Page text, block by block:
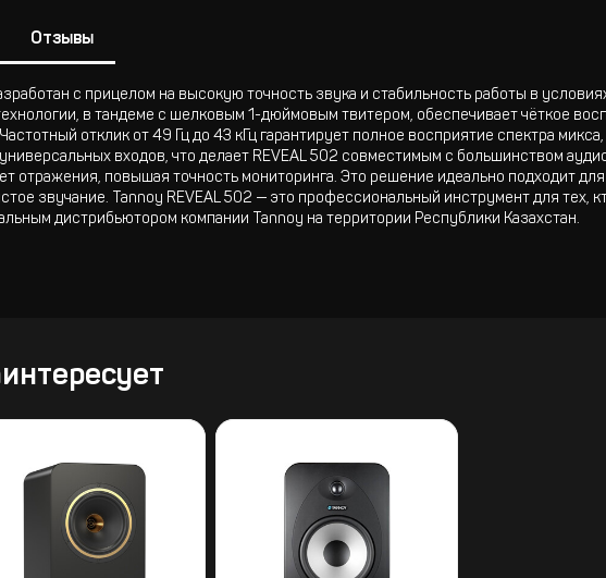
Отзывы
с прицелом на высокую точность звука и стабильность работы в
в тандеме с шелковым 1-дюймовым твитером, обеспечивает чёткое
отклик от 49 Гц до 43 кГц гарантирует полное восприятие спектра
входов, что делает REVEAL 502 совместимым с большинством
отражения, повышая точность мониторинга. Это решение идеально подходит
звучание. Tannoy REVEAL 502 — это профессиональный инструмент для тех,
дистрибьютором компании Tannoy на территории Республики Казахстан.